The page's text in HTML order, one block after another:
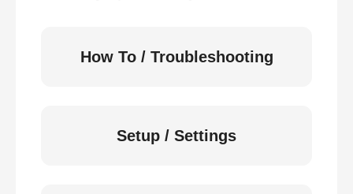
How To / Troubleshooting
Setup / Settings